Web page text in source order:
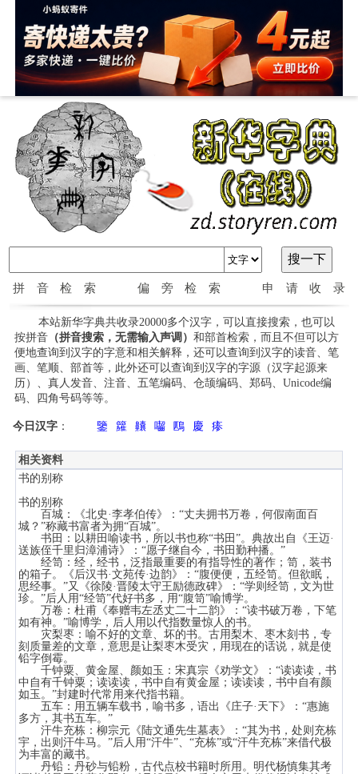
拼音检索 偏旁检索 申请收录
本站新华字典共收录20000多个汉字，可以直接搜索，也可以
按拼音（拼音搜索，无需输入声调） 和部首检索，而且不但可以方
便地查询到汉字的字意和相关解释，还可以查询到汉字的读音、笔
画、笔顺、部首等，此外还可以查询到汉字的字源（汉字起源来
历）、真人发音、注音、五笔编码、仓颉编码、郑码、Unicode编
码、四角号码等等。
今日汉字 ： 鑒 籮 齉 囓 鴄 慶 瘆
相关资料
书的别称
书的别称
百城：《北史·李孝伯传》：“丈夫拥书万卷，何假南面百
城？”称藏书富者为拥“百城”。
书田：以耕田喻读书，所以书也称“书田”。典故出自《王迈·
送族侄千里归漳浦诗》：“愿子继自今，书田勤种播。”
经笥：经，经书，泛指最重要的有指导性的著作；笥，装书
的箱子。《后汉书·文苑传·边韵》：“腹便便，五经笥。但欲眠，
思经事。”又《徐陵·晋陵太守王励德政碑》：“学则经笥，文为世
珍。”后人用“经笥”代好书多，用“腹笥”喻博学。
万卷：杜甫《奉赠韦左丞丈二十二韵》：“读书破万卷，下笔
如有神。”喻博学，后人用以代指数量惊人的书。
灾梨枣：喻不好的文章、坏的书。古用梨木、枣木刻书，专
刻质量差的文章，意思是让梨枣木受灾，用现在的话说，就是使
铅字倒霉。
千钟粟、黄金屋、颜如玉：宋真宗《劝学文》：“读读读，书
中自有千钟粟；读读读，书中自有黄金屋；读读读，书中自有颜
如玉。”封建时代常用来代指书籍。
五车：用五辆车载书，喻书多，语出《庄子·天下》：“惠施
多方，其书五车。”
汗牛充栋：柳宗元《陆文通先生墓表》：“其为书，处则充栋
宇，出则汗牛马。”后人用“汗牛”、“充栋”或“汗牛充栋”来借代极
为丰富的藏书。
丹铅：丹砂与铅粉，古代点校书籍时所用。明代杨慎集其考